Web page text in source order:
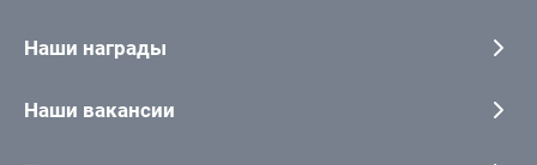
Наши награды
Наши вакансии